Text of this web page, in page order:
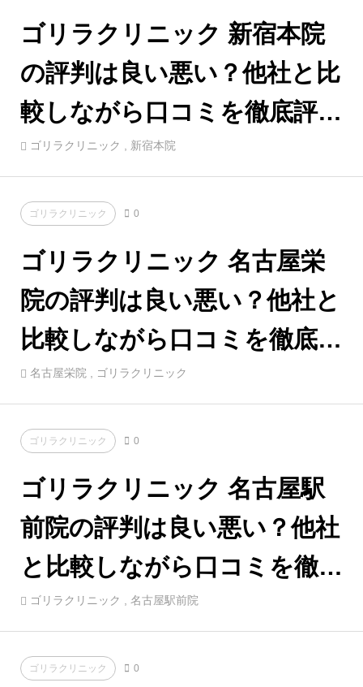
ゴリラクリニック 新宿本院
の評判は良い悪い？他社と比
較しながら口コミを徹底評
価！
ゴリラクリニック 新宿本院
ゴリラクリニック 0
ゴリラクリニック 名古屋栄
院の評判は良い悪い？他社と
比較しながら口コミを徹底評
価！
名古屋栄院 , ゴリラクリニック
ゴリラクリニック 0
ゴリラクリニック 名古屋駅
前院の評判は良い悪い？他社
と比較しながら口コミを徹底
評価！
ゴリラクリニック , 名古屋駅前院
ゴリラクリニック 0